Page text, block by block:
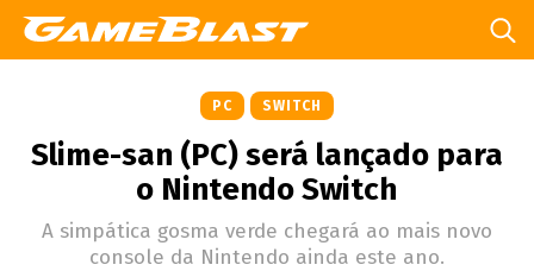
PC SWITCH
Slime-san (PC) será lançado para
o Nintendo Switch
A simpática gosma verde chegará ao mais novo
console da Nintendo ainda este ano.